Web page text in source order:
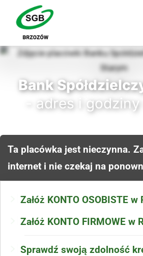
Bank
- adres i
Ta placówka jest nieczynna.
internet i nie czekaj na
Załóż KONTO OSOBISTE w
Załóż KONTO FIRMOWE w
Sprawdź swoją zdolność